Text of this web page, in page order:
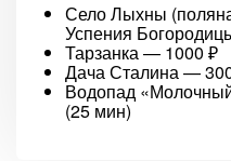
Село Лыхны
Успения
Тарзанка — 1000 ₽
Дача Сталина —
Водопад
(25 мин)